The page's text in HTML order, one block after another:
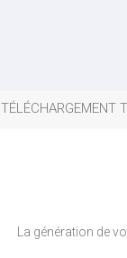
TÉLÉCHARGEMENT
La génération de